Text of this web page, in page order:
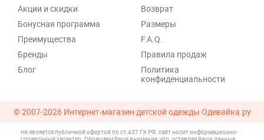
Акции и скидки
Бонусная программа
Преимущества
Бренды
Блог
Возврат
Размеры
F.A.Q.
Правила продаж
Политика
конфиденциальности
© 2007-2026 Интернет-магазин детской одежды Одевайка.ру
Не является публичной офертой по ст.437 ГК РФ, сайт носит информационно- .